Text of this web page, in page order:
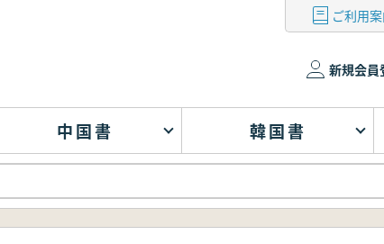
ご利用
新規会員
中国書 韓国書